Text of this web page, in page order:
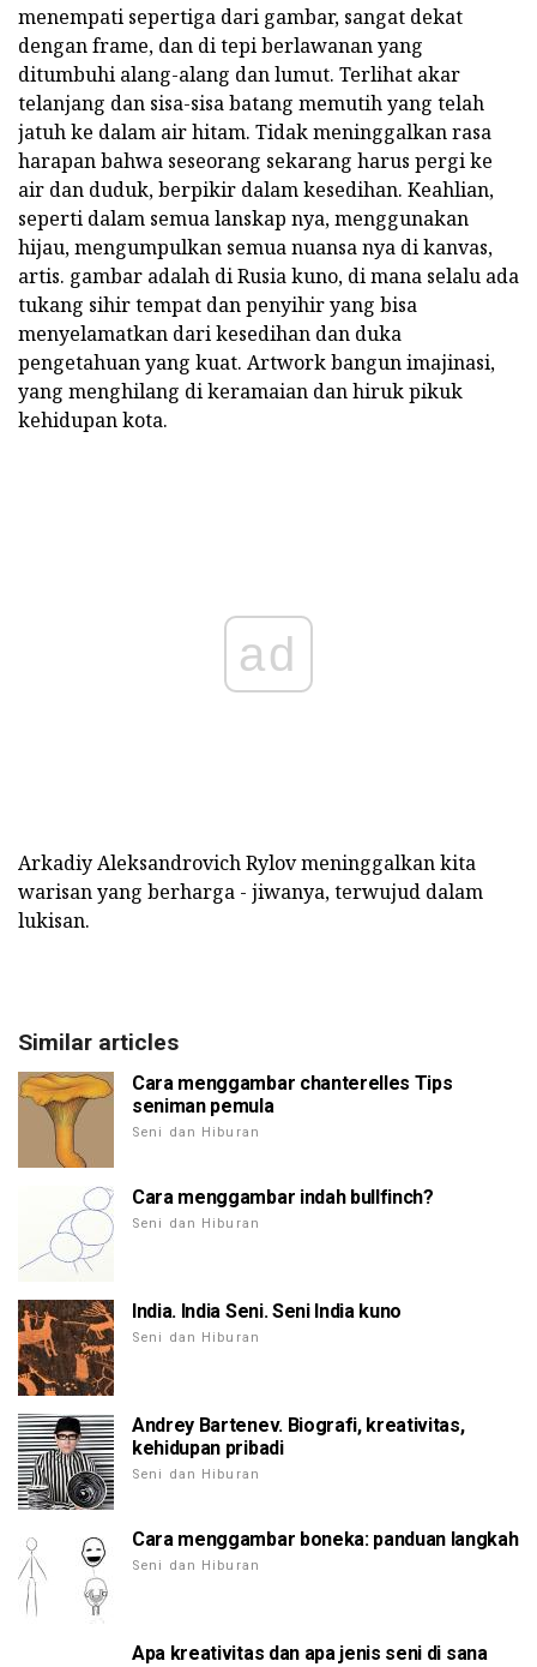
menempati sepertiga dari gambar, sangat dekat
dengan frame, dan di tepi berlawanan yang
ditumbuhi alang-alang dan lumut. Terlihat akar
telanjang dan sisa-sisa batang memutih yang telah
jatuh ke dalam air hitam. Tidak meninggalkan rasa
harapan bahwa seseorang sekarang harus pergi ke
air dan duduk, berpikir dalam kesedihan. Keahlian,
seperti dalam semua lanskap nya, menggunakan
hijau, mengumpulkan semua nuansa nya di kanvas,
artis. gambar adalah di Rusia kuno, di mana selalu ada
tukang sihir tempat dan penyihir yang bisa
menyelamatkan dari kesedihan dan duka
pengetahuan yang kuat. Artwork bangun imajinasi,
yang menghilang di keramaian dan hiruk pikuk
kehidupan kota.
ad
Arkadiy Aleksandrovich Rylov meninggalkan kita
warisan yang berharga - jiwanya, terwujud dalam
lukisan.
Similar articles
Cara menggambar chanterelles Tips
seniman pemula
Seni dan Hiburan
Cara menggambar indah bullfinch?
Seni dan Hiburan
India. India Seni. Seni India kuno
Seni dan Hiburan
Andrey Bartenev. Biografi, kreativitas,
kehidupan pribadi
Seni dan Hiburan
Cara menggambar boneka: panduan langkah
Seni dan Hiburan
Apa kreativitas dan apa jenis seni di sana